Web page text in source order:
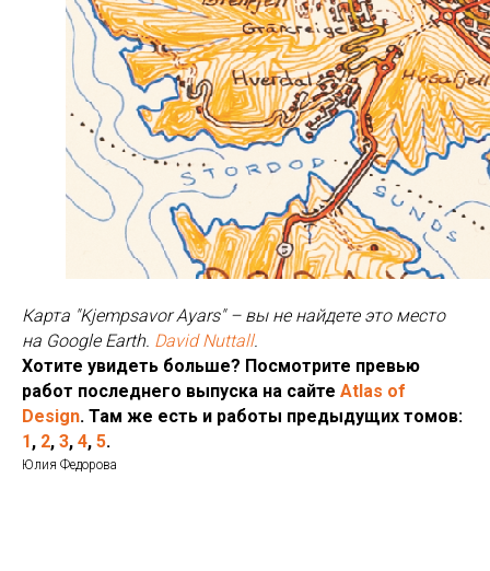
Карта "Kjempsavor Ayars" – вы не найдете это место
на Google Earth. David Nuttall.
Хотите увидеть больше? Посмотрите превью
работ последнего выпуска на сайте Atlas of
Design. Там же есть и работы предыдущих томов:
1, 2, 3, 4, 5.
Юлия Федорова